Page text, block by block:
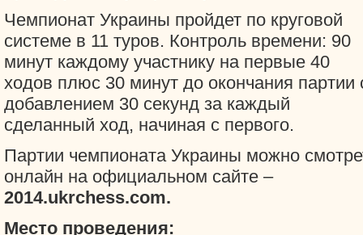
Чемпионат Украины пройдет по круговой
системе в 11 туров. Контроль времени: 90
минут каждому участнику на первые 40
ходов плюс 30 минут до окончания партии
добавлением 30 секунд за каждый
сделанный ход, начиная с первого.
Партии чемпионата Украины можно
онлайн на официальном сайте –
2014.ukrchess.com.
Место проведения: